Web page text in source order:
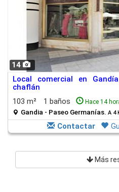
14
Local comercial en
chaflán
103 m²
1 baños Hace 14
Gandia - Paseo Germanías. A 4
Contactar
Más